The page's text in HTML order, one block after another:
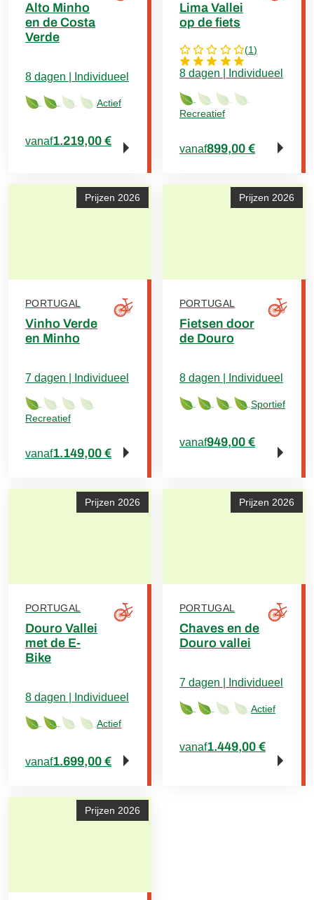
Alto Minho
en de Costa
Verde
Actief
8 dagen | Individueel
vanaf1.219,00 €
Lima Vallei
op de fiets
(1)
Recreatief
8 dagen | Individueel
vanaf899,00 €
Prijzen 2026
PORTUGAL
Vinho Verde
en Minho
Recreatief
7 dagen | Individueel
vanaf1.149,00 €
Prijzen 2026
PORTUGAL
Fietsen door
de Douro
Sportief
8 dagen | Individueel
vanaf949,00 €
Prijzen 2026
PORTUGAL
Douro Vallei
met de E-
Bike
Actief
8 dagen | Individueel
vanaf1.699,00 €
Prijzen 2026
PORTUGAL
Chaves en de
Douro vallei
Actief
7 dagen | Individueel
vanaf1.449,00 €
Prijzen 2026